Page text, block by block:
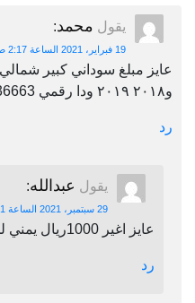
يقول محمد:
19 فبراير، 2021 الساعة 2:17 ص
و٢٠١٨ ٢٠١٩ ودا رقمي 01125436663
رد
يقول عبدالله:
29 سبتمبر، 2021 الساعة 10:01 ص
عايز اغير 1000ريال يمني لجنيه مصري
رد